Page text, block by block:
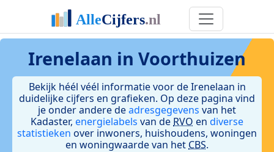
Irenelaan in Voorthuizen
Bekijk héél véél informatie voor de Irenelaan in
duidelijke cijfers en grafieken. Op deze pagina vind
je onder andere deadresgegevens van het
Kadaster, energielabels van de RVO en diverse
statistieken over inwoners, huishoudens, woningen
en woningwaarde van het CBS.